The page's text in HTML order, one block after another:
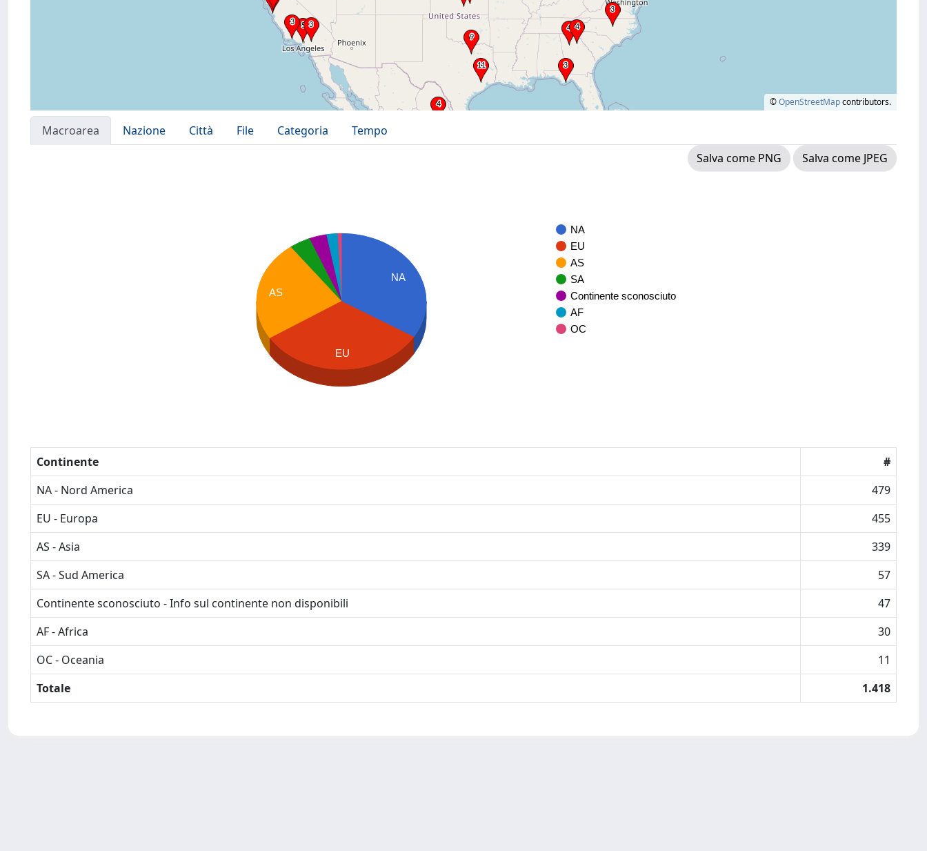
©OpenStreetMapcontributors.
Macroarea Nazione Città File Categoria
Tempo
Salva come PNG
Salva come JPEG
NA
EU
AS
SA
Continente sconosciuto
AF
OC
NA
AS
EU
Continente
#
NA - Nord America
479
EU - Europa
455
AS - Asia
339
SA - Sud America
57
Continente sconosciuto - Info sul continente non disponibili
47
AF - Africa
30
OC - Oceania
11
Totale
1.418